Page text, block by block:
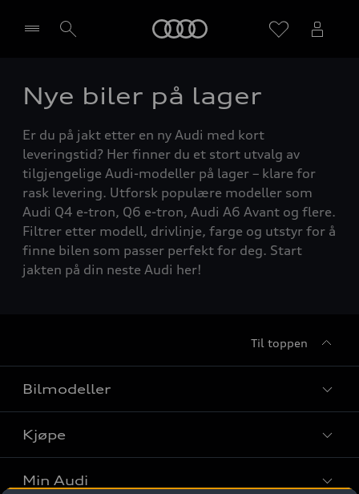
Velg forhandler
Nye biler på lager
Er du på jakt etter en ny Audi med kort
leveringstid? Her finner du et stort utvalg av
tilgjengelige Audi-modeller på lager – klare for
rask levering. Utforsk populære modeller som
Audi Q4 e-tron, Q6 e-tron, Audi A6 Avant og flere.
Filtrer etter modell, drivlinje, farge og utstyr for å
finne bilen som passer perfekt for deg. Start
jakten på din neste Audi her!
Til toppen
Bilmodeller
Finn din Audi
Sammenlign bilmodeller
Kjøpe
Kjøpshjelp
Min Audi